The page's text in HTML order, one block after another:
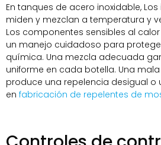
En tanques de acero inoxidable,
miden y mezclan a temperatura y
Los componentes sensibles al
un manejo cuidadoso para
química. Una mezcla adecuada
uniforme en cada botella. Una
produce una repelencia desigual o
en fabricación de repelentes de